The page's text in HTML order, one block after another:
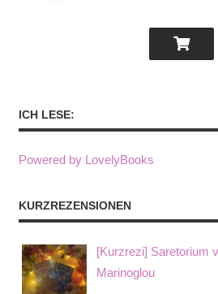
ICH LESE:
Powered by LovelyBooks
KURZREZENSIONEN
[Kurzrezi] Saretorium
Marinoglou